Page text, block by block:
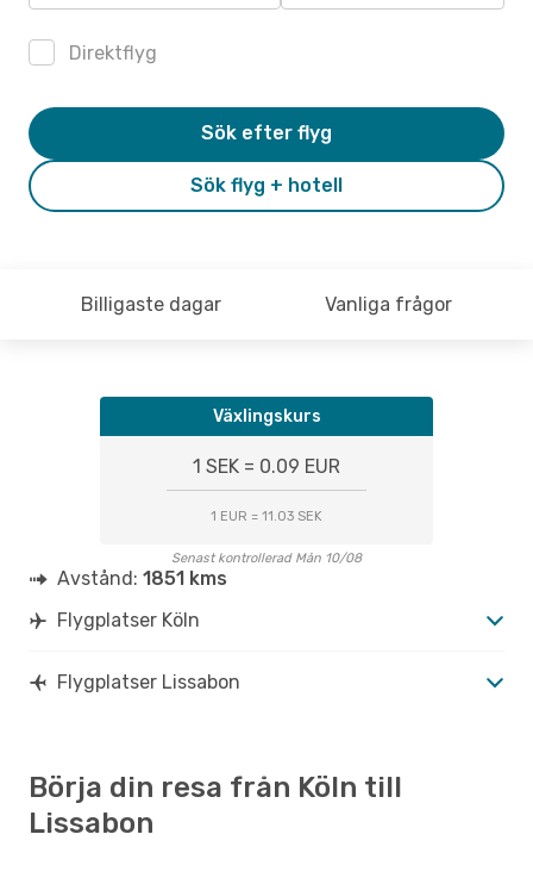
Direktflyg
Sök flyg + hotell
Sök efter flyg
Billigaste dagar Vanliga frågor
Växlingskurs
1 SEK = 0.09 EUR
1 EUR = 11.03 SEK
Senast kontrollerad Mån 10/08
Avstånd: 1851 kms
Flygplatser Köln
Flygplatser Lissabon
Börja din resa från Köln till
Lissabon